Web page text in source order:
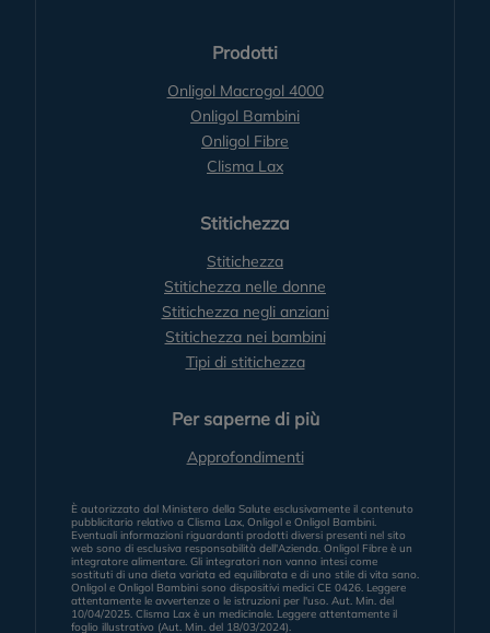
Prodotti
Onligol Macrogol 4000
Onligol Bambini
Onligol Fibre
Clisma Lax
Stitichezza
Stitichezza
Stitichezza nelle donne
Stitichezza negli anziani
Stitichezza nei bambini
Tipi di stitichezza
Per saperne di più
Approfondimenti
È autorizzato dal Ministero della Salute esclusivamente il contenuto
pubblicitario relativo a Clisma Lax, Onligol e Onligol Bambini.
Eventuali informazioni riguardanti prodotti diversi presenti nel sito
web sono di esclusiva responsabilità dell'Azienda. Onligol Fibre è un
integratore alimentare. Gli integratori non vanno intesi come
sostituti di una dieta variata ed equilibrata e di uno stile di vita sano.
Onligol e Onligol Bambini sono dispositivi medici CE 0426. Leggere
attentamente le avvertenze o le istruzioni per l'uso. Aut. Min. del
10/04/2025. Clisma Lax è un medicinale. Leggere attentamente il
foglio illustrativo (Aut. Min. del 18/03/2024).